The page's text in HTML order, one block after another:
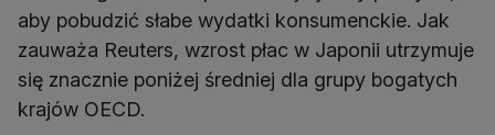
aby pobudzić słabe wydatki konsumenckie. Jak
zauważa Reuters, wzrost płac w Japonii utrzymuje
się znacznie poniżej średniej dla grupy bogatych
krajów OECD.